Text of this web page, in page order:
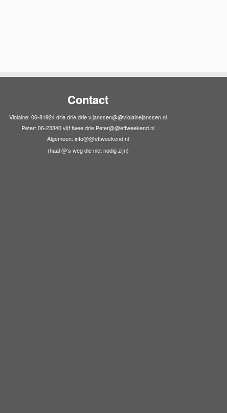
Contact
Violaine: 06-81924 drie drie drie v.janssen@@violainejanssen.nl
Peter: 06-23340 vijf twee drie Peter@@eftweekend.nl
Algemeen: info@@eftweekend.nl
(haal @’s weg die niet nodig zijn)